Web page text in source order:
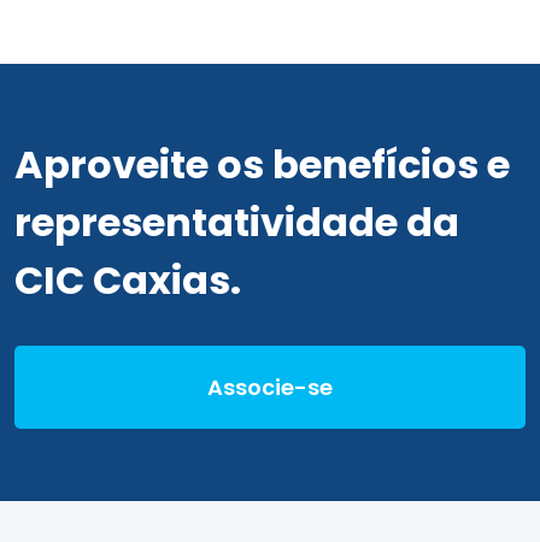
Aproveite os benefícios e
representatividade da
CIC Caxias.
Associe-se